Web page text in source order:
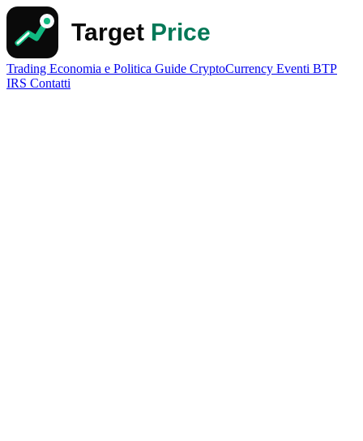
Trading Economia e Politica Guide CryptoCurrency Eventi BTP
IRS Contatti